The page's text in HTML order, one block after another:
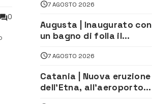
0
20enni
7 AGOSTO 2026
Augusta | Inaugurato con
un bagno di folla il
Moro
7 AGOSTO 2026
Catania | Nuova eruzione
dell’Etna, all’aeroporto